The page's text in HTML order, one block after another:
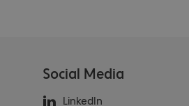
Social Media
LinkedIn